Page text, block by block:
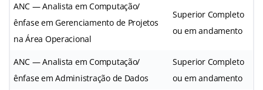
ANC — Analista em Computação/
ênfase em Gerenciamento de Projetos
na Área Operacional
Superior Completo
ou em andamento
ANC — Analista em Computação/
ênfase em Administração de Dados
Superior Completo
ou em andamento